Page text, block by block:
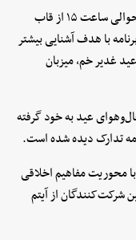
برنامه «بچه ها بیایید تماشا» در روز عید غدیر خم حوالی ساعت ۱۵ از قاب
با هدف آشنایی بیشتر
غدیر خم، میزبان
عید به خود گرفته
تدارک دیده شده است.
محوریت مفاهیم اخلاقی
شرکت‌کنندگان از آیتم